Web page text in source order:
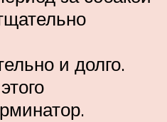
и долго.